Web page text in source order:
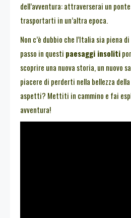
dell’avventura: attraverserai un
trasportarti in un’altra epoca.
Non c’è dubbio che l’Italia sia piena
passo in questi paesaggi insoliti
scoprire una nuova storia, un nuovo
piacere di perderti nella bellezza
aspetti? Mettiti in cammino e fai
avventura!